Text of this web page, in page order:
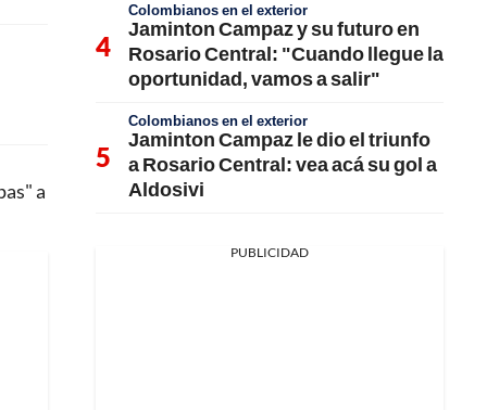
a
Colombianos en el exterior
Jaminton Campaz y su futuro en
Rosario Central: "Cuando llegue la
oportunidad, vamos a salir"
Colombianos en el exterior
Jaminton Campaz le dio el triunfo
a Rosario Central: vea acá su gol a
Aldosivi
PUBLICIDAD